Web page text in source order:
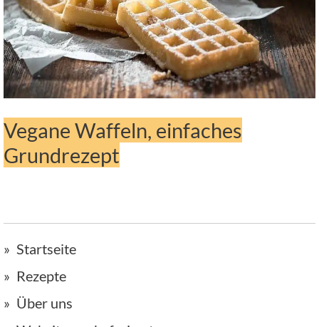
Vegane Waffeln, einfaches
Grundrezept
Startseite
Rezepte
Über uns